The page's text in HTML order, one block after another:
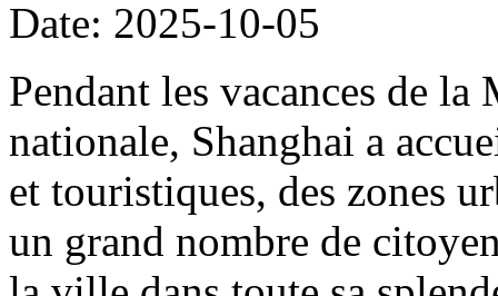
Date: 2025-10-05
Pendant les vacances de
nationale, Shanghai a
et touristiques, des zones
un grand nombre de